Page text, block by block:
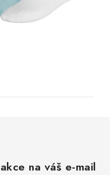
na váš e-mail